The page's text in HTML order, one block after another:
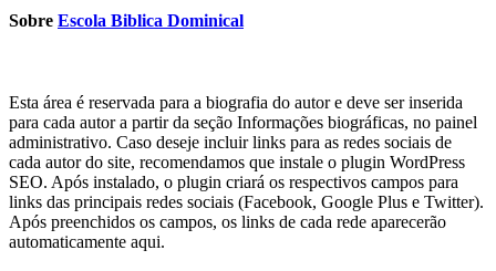
Sobre Escola Biblica Dominical
Esta área é reservada para a biografia do autor e deve ser inserida
para cada autor a partir da seção Informações biográficas, no painel
administrativo. Caso deseje incluir links para as redes sociais de
cada autor do site, recomendamos que instale o plugin WordPress
SEO. Após instalado, o plugin criará os respectivos campos para
links das principais redes sociais (Facebook, Google Plus e Twitter).
Após preenchidos os campos, os links de cada rede aparecerão
automaticamente aqui.